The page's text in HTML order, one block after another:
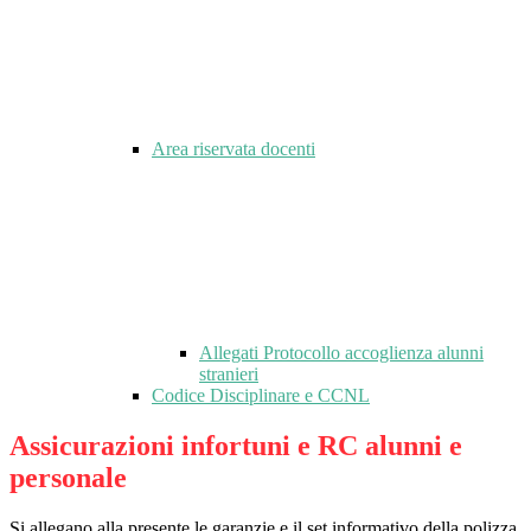
Area riservata docenti
Allegati Protocollo accoglienza alunni
stranieri
Codice Disciplinare e CCNL
Assicurazioni infortuni e RC alunni e
personale